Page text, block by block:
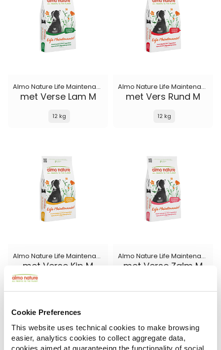
Cookie Preferences
This website uses technical cookies to make browsing
easier, analytics cookies to collect aggregate data,
cookies aimed at guaranteeing the functionality of social
Almo Nature Life Maintenance
met Verse Lam M
12 kg
Almo Nature Life Maintenance
met Vers Rund M
12 kg
Almo Nature Life Maintenance
met Verse Kip M
Almo Nature Life Maintenance
met Verse Zalm M